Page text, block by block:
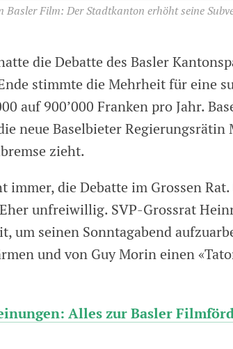
Basler Film: Der Stadtkanton erhöht seine
die Debatte des Basler
stimmte die Mehrheit für eine
auf 900’000 Franken pro Jahr.
neue Baselbieter Regierungsrätin
zieht.
immer, die Debatte im Grossen
unfreiwillig. SVP-Grossrat
um seinen Sonntagabend
und von Guy Morin einen
Alles zur Basler